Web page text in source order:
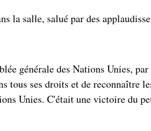
la salle, salué par des
générale des Nations Unies,
ses droits et de reconnaître
Unies. C'était une victoire du